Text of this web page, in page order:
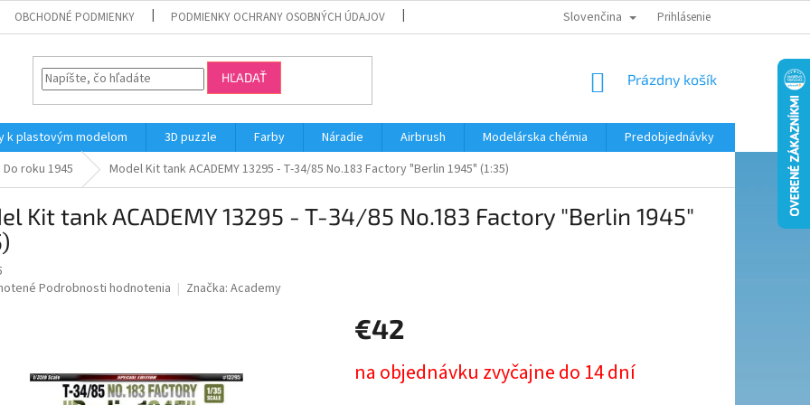
OBCHODNÉ PODMIENKY PODMIENKY OCHRANY OSOBNÝCH ÚDAJOV MODELÁRSKY KRÚŽOK
Slovenčina Prihlásenie
HĽADAŤ
NÁKUPNÝ
Prázdny košík
k plastovým modelom 3D puzzle Farby Náradie Airbrush Modelárska chémia
Predobjednávky
Do roku 1945 Model Kit tank ACADEMY 13295 - T-34/85 No.183 Factory "Berlin 1945" (1:35)
Kit tank ACADEMY 13295 - T-34/85 No.183 Factory "Berlin 1945"
Podrobnosti hodnotenia Značka: Academy
€42
cena:
na objednávku zvyčajne do 14 dní